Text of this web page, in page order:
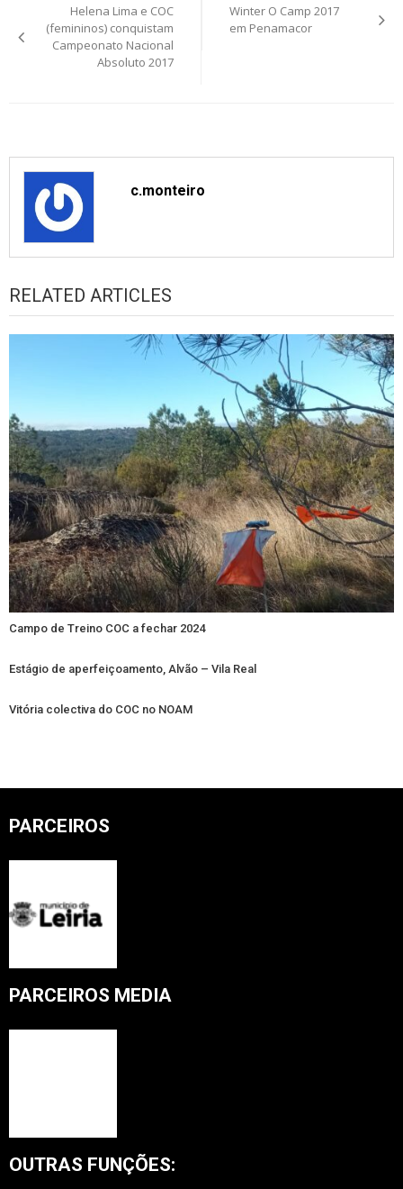
navigation
Helena Lima e COC
(femininos) conquistam
Campeonato Nacional
Absoluto 2017
Winter O Camp 2017
em Penamacor
c.monteiro
RELATED ARTICLES
Campo de Treino COC a fechar 2024
Estágio de aperfeiçoamento, Alvão – Vila Real
Vitória colectiva do COC no NOAM
PARCEIROS
PARCEIROS MEDIA
OUTRAS FUNÇÕES: